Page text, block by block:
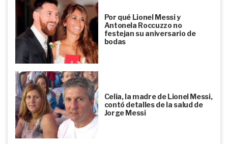
Por qué Lionel Messi y
Antonela Roccuzzo no
festejan su aniversario de
bodas
Celia, la madre de Lionel Messi,
contó detalles de la salud de
Jorge Messi